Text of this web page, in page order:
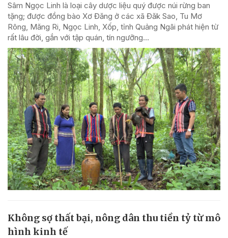
Sâm Ngọc Linh là loại cây dược liệu quý được núi rừng ban
tặng; được đồng bào Xơ Đăng ở các xã Đăk Sao, Tu Mơ
Rông, Măng Ri, Ngọc Linh, Xốp, tỉnh Quảng Ngãi phát hiện từ
rất lâu đời, gắn với tập quán, tín ngưỡng...
Không sợ thất bại, nông dân thu tiền tỷ từ mô
hình kinh tế